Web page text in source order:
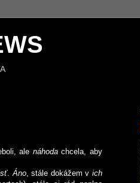
ale náhodachcela, aby
.Áno, stále dokážem vich